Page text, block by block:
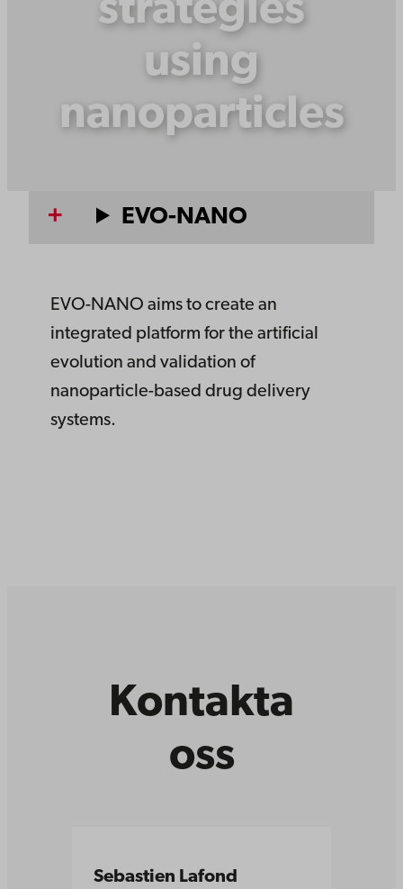
strategies
using
nanoparticles
EVO-NANO
EVO-NANO aims to create an
integrated platform for the artificial
evolution and validation of
nanoparticle-based drug delivery
systems.
Kontakta
oss
Sebastien Lafond